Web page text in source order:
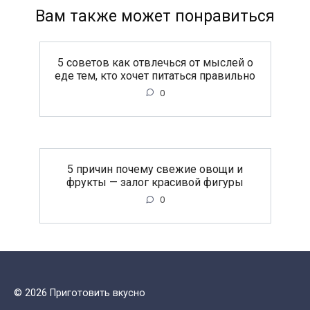
Вам также может понравиться
5 советов как отвлечься от мыслей о
еде тем, кто хочет питаться правильно
0
5 причин почему свежие овощи и
фрукты — залог красивой фигуры
0
© 2026 Приготовить вкусно